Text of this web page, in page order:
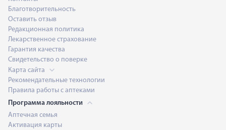
Благотворительность
Оставить отзыв
Редакционная политика
Лекарственное страхование
Гарантия качества
Свидетельство о поверке
Карта сайта
Рекомендательные технологии
Правила работы с аптеками
Программа лояльности
Аптечная семья
Активация карты